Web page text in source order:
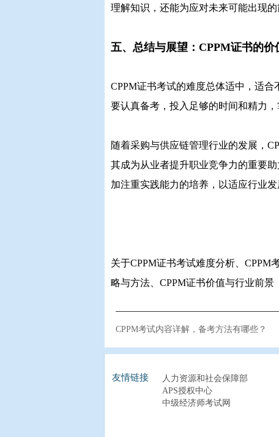
理解知识，还能为应对未来可能出现
五、总结与展望：CPPM证书的价
CPPM证书考试的难度总体适中，适
要认真备考，投入足够的时间和精力
随着采购与供应链管理行业的发展，
其成为从业者提升职业竞争力的重要
加注重实践能力的培养，以适应行业发
关于CPPM证书考试难度分析、CPPM
略与方法、CPPM证书价值与行业前
CPPM考试内容详解，备考方法有哪些？
友情链接 人力资源和社会保障部
APS授权中心
中级经济师考试网